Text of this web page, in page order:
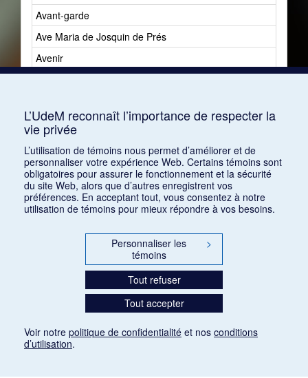
Avant-garde
Ave Maria de Josquin de Prés
Avenir
L’UdeM reconnaît l’importance de respecter la
vie privée
L’utilisation de témoins nous permet d’améliorer et de
personnaliser votre expérience Web. Certains témoins sont
obligatoires pour assurer le fonctionnement et la sécurité
du site Web, alors que d’autres enregistrent vos
préférences. En acceptant tout, vous consentez à notre
utilisation de témoins pour mieux répondre à vos besoins.
Personnaliser les
témoins
>
Tout refuser
Tout accepter
Voir notre politique de confidentialité et nos conditions
d’utilisation.